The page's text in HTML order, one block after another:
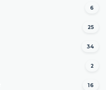
6
25
34
2
16